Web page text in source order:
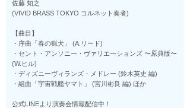
佐藤 知之
(VIVID BRASS TOKYO コルネット奏者)
【曲目】
・序曲「春の猟犬」 (A.リード)
・セント・アンソニー・ヴァリエーションズ 〜原典版〜
(W.ヒル)
・ディズニーヴィランズ・メドレー (鈴木英史 編)
・組曲「宇宙戦艦ヤマト」 (宮川彬良 編) ほか
公式LINEより演奏会情報配信中！